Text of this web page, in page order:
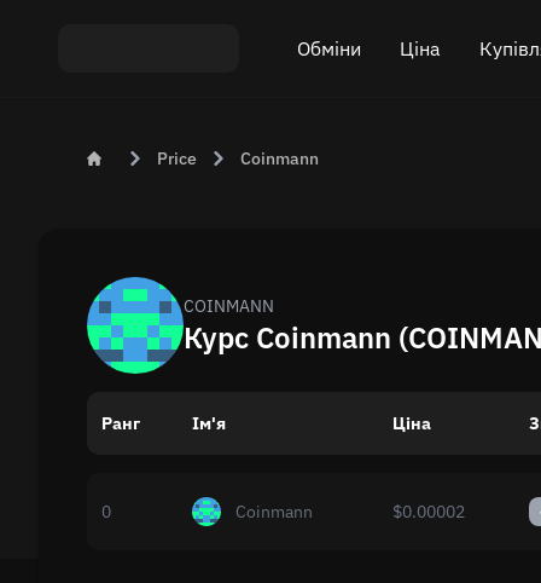
Обміни
Обмін ETH на USDT
Обмін ETH на BTC
Обмін BTC на XMR
Популярні обміни
Ціна
Price Coinmann
COINMANN
Курс Coinmann
Ранг Ім'я Ціна
0 Coinmann $0.00002